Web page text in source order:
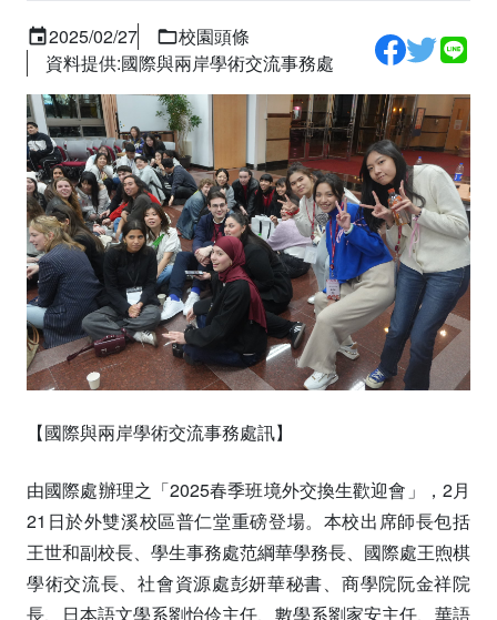
2025/02/27
校園頭條
資料提供:國際與兩岸學術交流事務處
【國際與兩岸學術交流事務處訊】
由國際處辦理之「2025春季班境外交換生歡迎會」，2月
21日於外雙溪校區普仁堂重磅登場。本校出席師長包括
王世和副校長、學生事務處范綱華學務長、國際處王煦棋
學術交流長、社會資源處彭妍華秘書、商學院阮金祥院
長、日本語文學系劉怡伶主任、數學系劉家安主任、華語